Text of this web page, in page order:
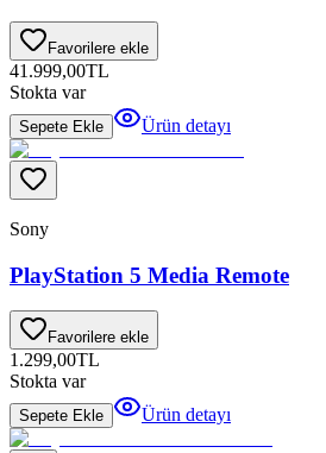
Favorilere ekle
41.999,00TL
Stokta var
Sepete Ekle Ürün detayı
Sony
PlayStation 5 Media Remote
Favorilere ekle
1.299,00TL
Stokta var
Sepete Ekle Ürün detayı